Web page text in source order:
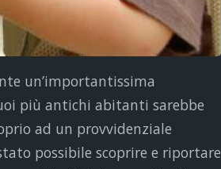
un’importantissima
più antichi abitanti sarebbe
ad un provvidenziale
possibile scoprire e riportare